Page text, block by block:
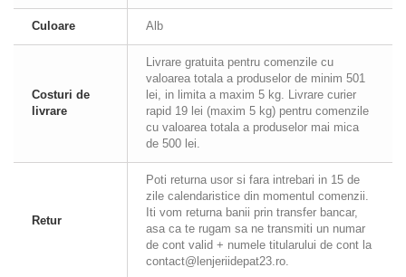
Culoare Alb
Costuri de
livrare
Livrare gratuita pentru comenzile cu
valoarea totala a produselor de minim 501
lei, in limita a maxim 5 kg. Livrare curier
rapid 19 lei (maxim 5 kg) pentru comenzile
cu valoarea totala a produselor mai mica
de 500 lei.
Retur
Poti returna usor si fara intrebari in 15 de
zile calendaristice din momentul comenzii.
Iti vom returna banii prin transfer bancar,
asa ca te rugam sa ne transmiti un numar
de cont valid + numele titularului de cont la
contact@lenjeriidepat23.ro.